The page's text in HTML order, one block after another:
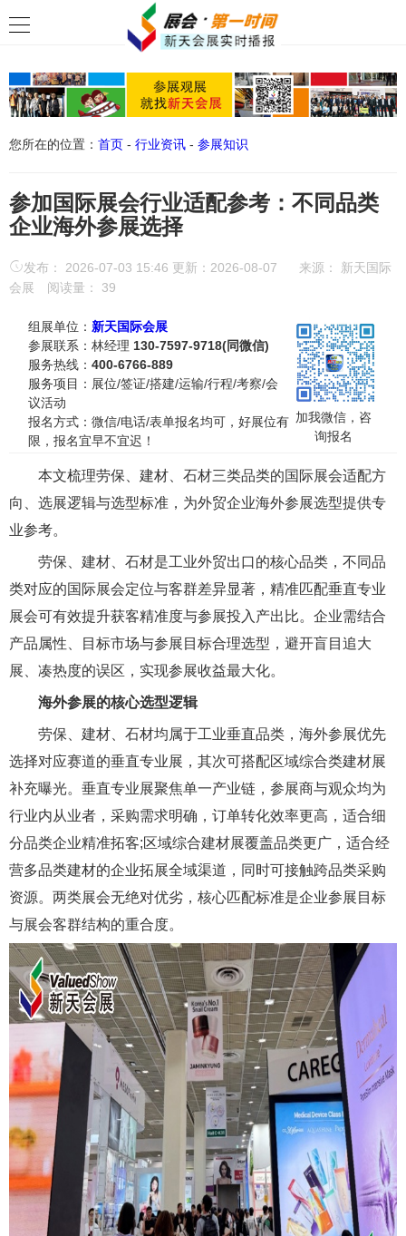
您所在的位置： 首页 - 行业资讯 - 参展知识
参加国际展会行业适配参考：不同品类
企业海外参展选择
发布： 2026-07-03 15:46 更新：2026-08-07 来源： 新天国际
会展
阅读量： 39
组展单位： 新天国际会展
参展联系：林经理 130-7597-9718(同微信)
服务热线：400-6766-889
服务项目：展位/签证/搭建/运输/行程/考察/会
议活动
报名方式：微信/电话/表单报名均可，好展位有
限，报名宜早不宜迟！
加我微信，咨
询报名
本文梳理劳保、建材、石材三类品类的国际展会适配方
向、选展逻辑与选型标准，为外贸企业海外参展选型提供专
业参考。
劳保、建材、石材是工业外贸出口的核心品类，不同品
类对应的国际展会定位与客群差异显著，精准匹配垂直专业
展会可有效提升获客精准度与参展投入产出比。企业需结合
产品属性、目标市场与参展目标合理选型，避开盲目追大
展、凑热度的误区，实现参展收益最大化。
海外参展的核心选型逻辑
劳保、建材、石材均属于工业垂直品类，海外参展优先
选择对应赛道的垂直专业展，其次可搭配区域综合类建材展
补充曝光。垂直专业展聚焦单一产业链，参展商与观众均为
行业内从业者，采购需求明确，订单转化效率更高，适合细
分品类企业精准拓客;区域综合建材展覆盖品类更广，适合经
营多品类建材的企业拓展全域渠道，同时可接触跨品类采购
资源。两类展会无绝对优劣，核心匹配标准是企业参展目标
与展会客群结构的重合度。